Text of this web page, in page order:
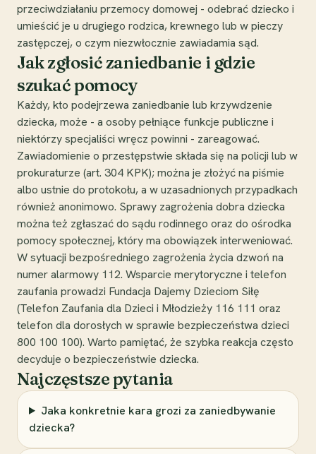
przeciwdziałaniu przemocy domowej - odebrać dziecko i
umieścić je u drugiego rodzica, krewnego lub w pieczy
zastępczej, o czym niezwłocznie zawiadamia sąd.
Jak zgłosić zaniedbanie i gdzie
szukać pomocy
Każdy, kto podejrzewa zaniedbanie lub krzywdzenie
dziecka, może - a osoby pełniące funkcje publiczne i
niektórzy specjaliści wręcz powinni - zareagować.
Zawiadomienie o przestępstwie składa się na policji lub w
prokuraturze (art. 304 KPK); można je złożyć na piśmie
albo ustnie do protokołu, a w uzasadnionych przypadkach
również anonimowo. Sprawy zagrożenia dobra dziecka
można też zgłaszać do sądu rodinnego oraz do ośrodka
pomocy społecznej, który ma obowiązek interweniować.
W sytuacji bezpośredniego zagrożenia życia dzwoń na
numer alarmowy 112. Wsparcie merytoryczne i telefon
zaufania prowadzi Fundacja Dajemy Dzieciom Siłę
(Telefon Zaufania dla Dzieci i Młodzieży 116 111 oraz
telefon dla dorosłych w sprawie bezpieczeństwa dzieci
800 100 100). Warto pamiętać, że szybka reakcja często
decyduje o bezpieczeństwie dziecka.
Najczęstsze pytania
Jaka konkretnie kara grozi za zaniedbywanie
dziecka?